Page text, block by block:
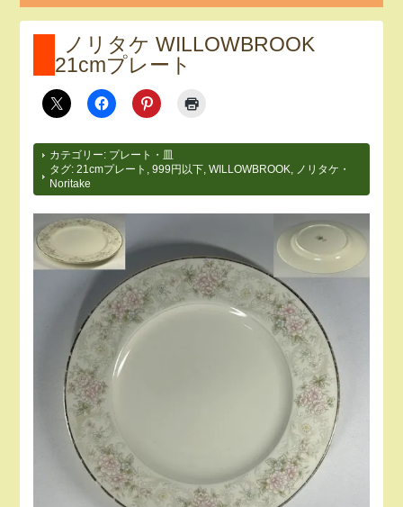
ノリタケ WILLOWBROOK
21cmプレート
カテゴリー: プレート・皿
タグ:21cmプレート ,999円以下 ,WILLOWBROOK
ノリタケ・
Noritake